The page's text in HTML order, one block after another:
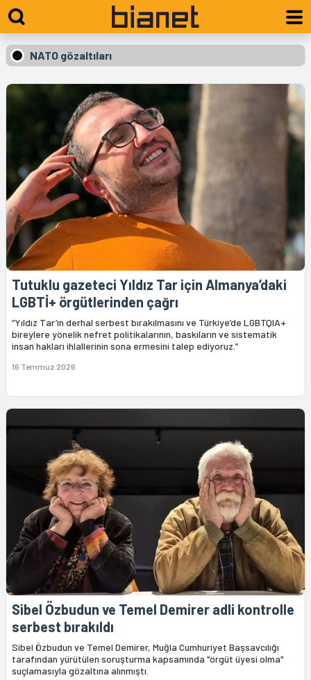
NATO gözaltıları
Tutuklu gazeteci Yıldız Tar için Almanya’daki
LGBTİ+ örgütlerinden çağrı
“Yıldız Tar’ın derhal serbest bırakılmasını ve Türkiye’de LGBTQIA+
bireylere yönelik nefret politikalarının, baskıların ve sistematik
insan hakları ihlallerinin sona ermesini talep ediyoruz.”
16 Temmuz 2026
Sibel Özbudun ve Temel Demirer adli kontrolle
serbest bırakıldı
Sibel Özbudun ve Temel Demirer, Muğla Cumhuriyet Başsavcılığı
tarafından yürütülen soruşturma kapsamında "örgüt üyesi olma"
suçlamasıyla gözaltına alınmıştı.